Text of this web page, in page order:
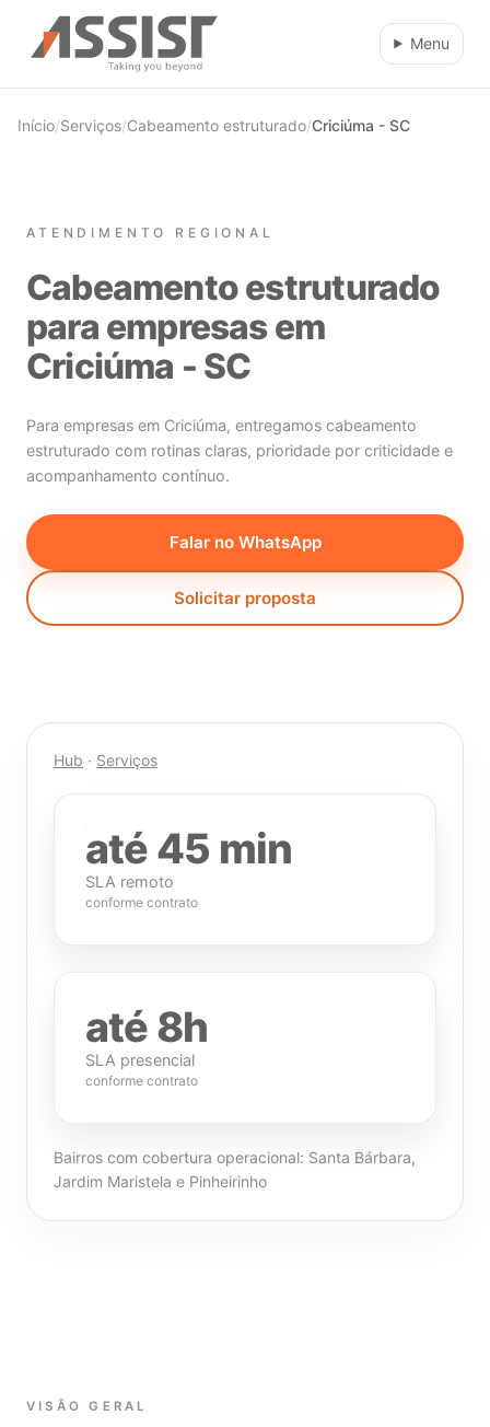
Ir direto para o conteúdo
Menu
Início/Serviços/Cabeamento estruturado/Criciúma - SC
ATENDIMENTO REGIONAL
Cabeamento estruturado
para empresas em
Criciúma - SC
Para empresas em Criciúma, entregamos cabeamento
estruturado com rotinas claras, prioridade por criticidade e
acompanhamento contínuo.
Falar no WhatsApp
Solicitar proposta
Hub · Serviços
até 45 min
SLA remoto
conforme contrato
até 8h
SLA presencial
conforme contrato
Bairros com cobertura operacional: Santa Bárbara,
Jardim Maristela e Pinheirinho
VISÃO GERAL